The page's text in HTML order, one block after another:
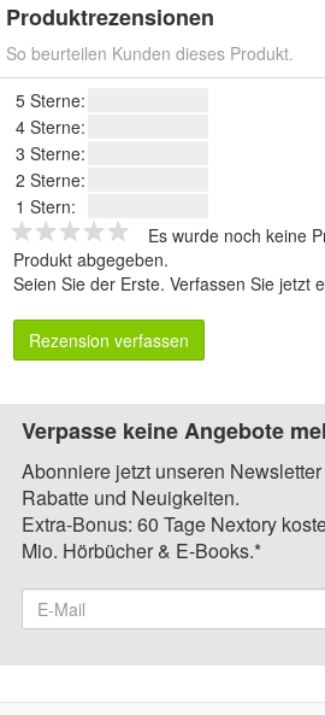
Produktrezensionen
So beurteilen Kunden dieses Produkt.
5 Sterne:
4 Sterne:
3 Sterne:
2 Sterne:
1 Stern:
Es wurde noch keine
Produkt abgegeben.
Seien Sie der Erste. Verfassen Sie jetzt
Rezension verfassen
Verpasse keine Angebote
Abonniere jetzt unseren
Rabatte und Neuigkeiten.
Extra-Bonus: 60 Tage Nextory
Mio. Hörbücher & E-Books.*